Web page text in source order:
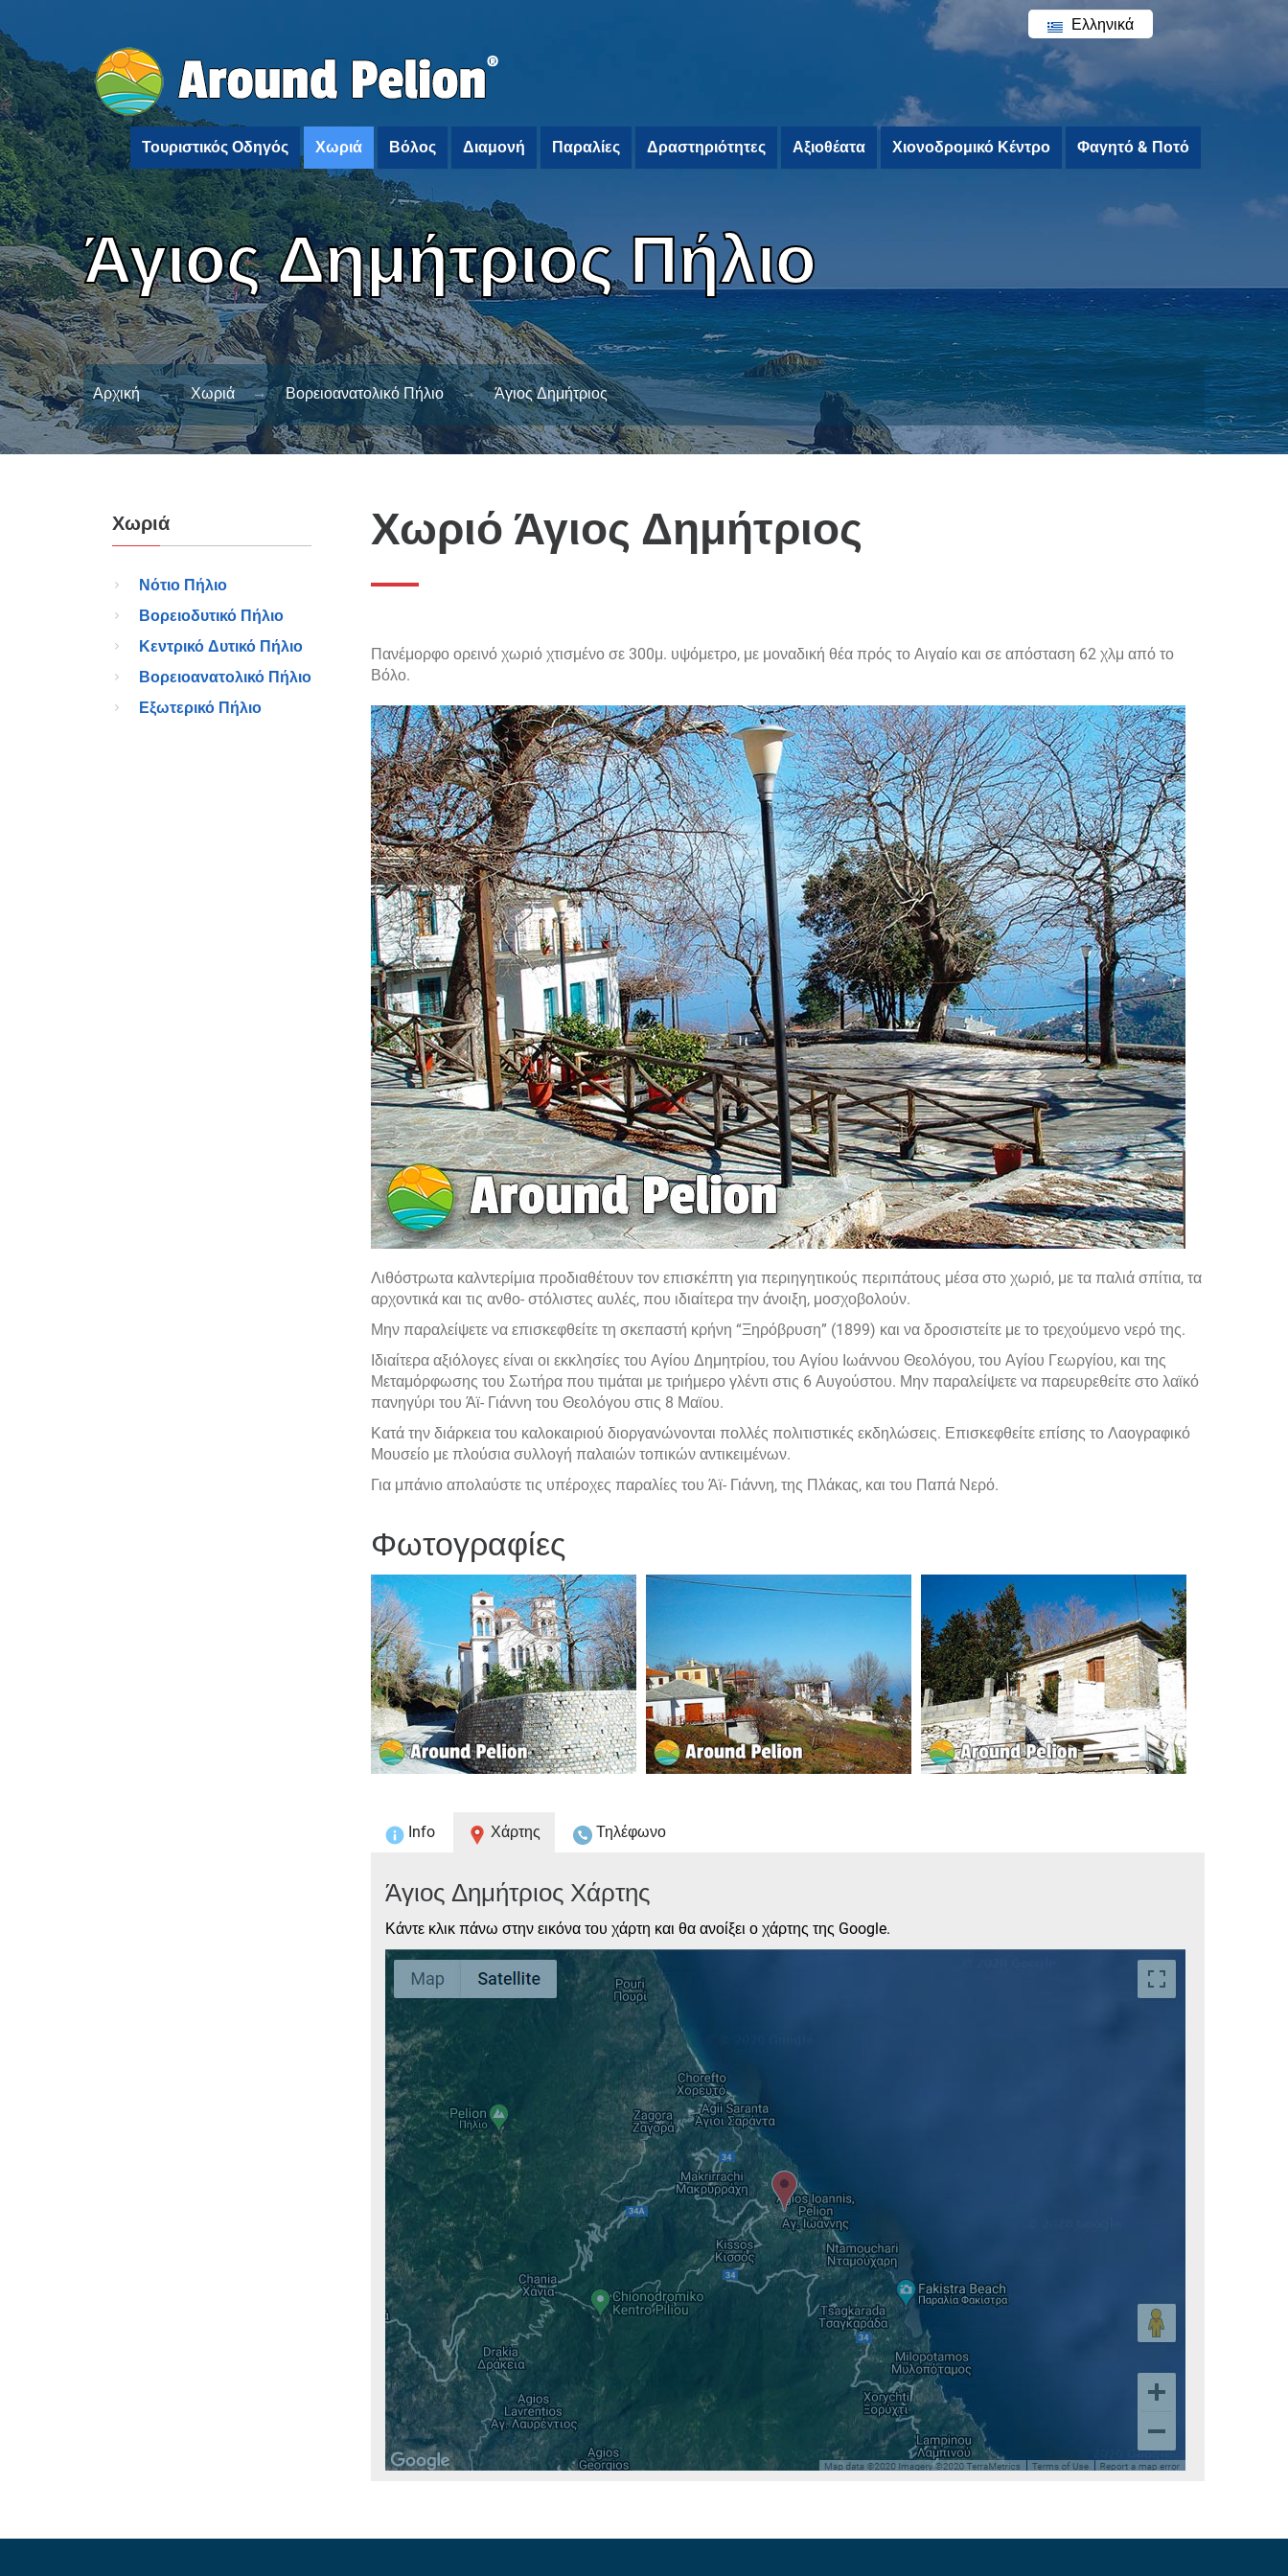
Ελληνικά
English
Τουριστικός Οδηγός Χωριά Βόλος Διαμονή Παραλίες Δραστηριότητες Αξιοθέατα Χιονοδρομικό Κέντρο Φαγητό & Ποτό
Άγιος Δημήτριος Πήλιο
Αρχική Χωριά Βορειοανατολικό Πήλιο Άγιος Δημήτριος
Χωριά
Νότιο Πήλιο
Βορειοδυτικό Πήλιο
Κεντρικό Δυτικό Πήλιο
Βορειοανατολικό Πήλιο
Εξωτερικό Πήλιο
Χωριό Άγιος Δημήτριος
Πανέμορφο ορεινό χωριό χτισμένο σε 300μ. υψόμετρο, με μοναδική θέα πρός το Αιγαίο και σε απόσταση 62 χλμ από το
Βόλο.
Λιθόστρωτα καλντερίμια προδιαθέτουν τον επισκέπτη για περιηγητικούς περιπάτους μέσα στο χωριό, με τα παλιά σπίτια, τα
αρχοντικά και τις ανθο- στόλιστες αυλές, που ιδιαίτερα την άνοιξη, μοσχοβολούν.
Μην παραλείψετε να επισκεφθείτε τη σκεπαστή κρήνη “Ξηρόβρυση” (1899) και να δροσιστείτε με το τρεχούμενο νερό της.
Ιδιαίτερα αξιόλογες είναι οι εκκλησίες του Αγίου Δημητρίου, του Αγίου Ιωάννου Θεολόγου, του Αγίου Γεωργίου, και της
Μεταμόρφωσης του Σωτήρα που τιμάται με τριήμερο γλέντι στις 6 Αυγούστου. Μην παραλείψετε να παρευρεθείτε στο λαϊκό
πανηγύρι του Άϊ- Γιάννη του Θεολόγου στις 8 Μαϊου.
Κατά την διάρκεια του καλοκαιριού διοργανώνονται πολλές πολιτιστικές εκδηλώσεις. Επισκεφθείτε επίσης το Λαογραφικό
Μουσείο με πλούσια συλλογή παλαιών τοπικών αντικειμένων.
Για μπάνιο απολαύστε τις υπέροχες παραλίες του Άϊ- Γιάννη, της Πλάκας, και του Παπά Νερό.
Φωτογραφίες
Info Χάρτης Τηλέφωνο
Άγιος Δημήτριος Χάρτης
Κάντε κλικ πάνω στην εικόνα του χάρτη και θα ανοίξει ο χάρτης της Google.